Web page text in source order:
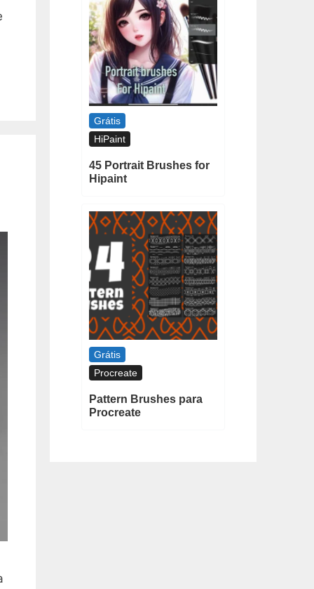
Grátis
HiPaint
45 Portrait Brushes for
Hipaint
Grátis
Procreate
Pattern Brushes para
Procreate